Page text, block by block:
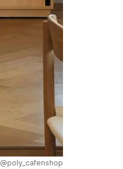
@poly_cafenshop